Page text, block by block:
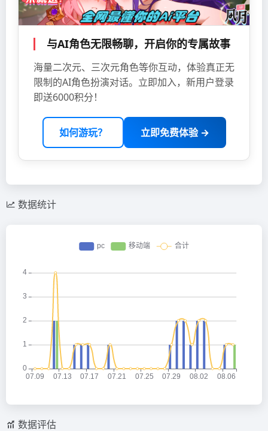
与AI角色无限畅聊，开启你的专属故事
海量二次元、三次元角色等你互动，体验真正无
限制的AI角色扮演对话。立即加入，新用户登录
即送6000积分！
如何游玩？ 立即免费体验 →
数据统计
数据评估